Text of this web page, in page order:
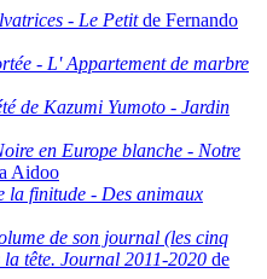
- Le Petitde Fernando
- L' Appartement de marbre
de Kazumi Yumoto - Jardin
en Europe blanche - Notre
Aidoo
la finitude - Des animaux
de son journal (les cinq
tête. Journal 2011-2020 de